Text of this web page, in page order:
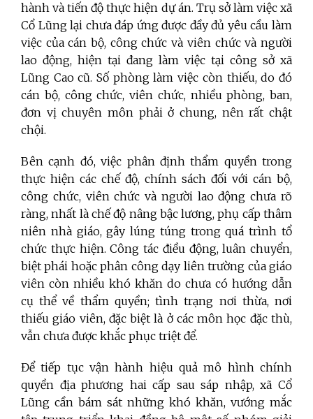
hành và tiến độ thực hiện dự án. Trụ sở làm việc xã
Cổ Lũng lại chưa đáp ứng được đầy đủ yêu cầu làm
việc của cán bộ, công chức và viên chức và người
lao động, hiện tại đang làm việc tại công sở xã
Lũng Cao cũ. Số phòng làm việc còn thiếu, do đó
cán bộ, công chức, viên chức, nhiều phòng, ban,
đơn vị chuyên môn phải ở chung, nên rất chật
chội.
Bên cạnh đó, việc phân định thẩm quyền trong
thực hiện các chế độ, chính sách đối với cán bộ,
công chức, viên chức và người lao động chưa rõ
ràng, nhất là chế độ nâng bậc lương, phụ cấp thâm
niên nhà giáo, gây lúng túng trong quá trình tổ
chức thực hiện. Công tác điều động, luân chuyển,
biệt phái hoặc phân công dạy liên trường của giáo
viên còn nhiều khó khăn do chưa có hướng dẫn
cụ thể về thẩm quyền; tình trạng nơi thừa, nơi
thiếu giáo viên, đặc biệt là ở các môn học đặc thù,
vẫn chưa được khắc phục triệt để.
Để tiếp tục vận hành hiệu quả mô hình chính
quyền địa phương hai cấp sau sáp nhập, xã Cổ
Lũng cần bám sát những khó khăn, vướng mắc